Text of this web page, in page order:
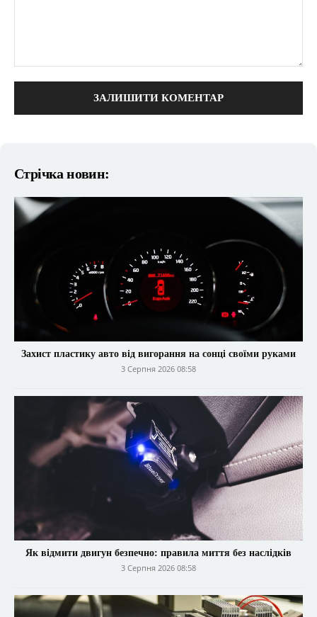
Стрічка новин:
Захист пластику авто від вигорання на сонці своїми руками
3 Серпня 2026 08:58
Як відмити двигун безпечно: правила миття без наслідків
3 Серпня 2026 08:58